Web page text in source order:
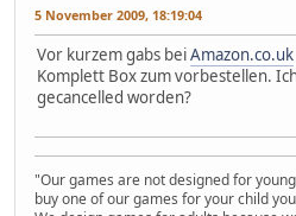
5 November 2009, 18:19:04
Vor kurzem gabs beiAmazon.co.uk
Komplett Box zum vorbestellen.
gecancelled worden?
"Our games are not designed for
buy one of our games for your child